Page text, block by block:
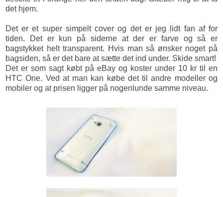
det hjem.
Det er et super simpelt cover og det er jeg lidt fan af for
tiden. Det er kun på siderne at der er farve og så er
bagstykket helt transparent. Hvis man så ønsker noget på
bagsiden, så er det bare at sætte det ind under. Skide smart!
Det er som sagt købt på eBay og koster under 10 kr til en
HTC One. Ved at man kan købe det til andre modeller og
mobiler og at prisen ligger på nogenlunde samme niveau.